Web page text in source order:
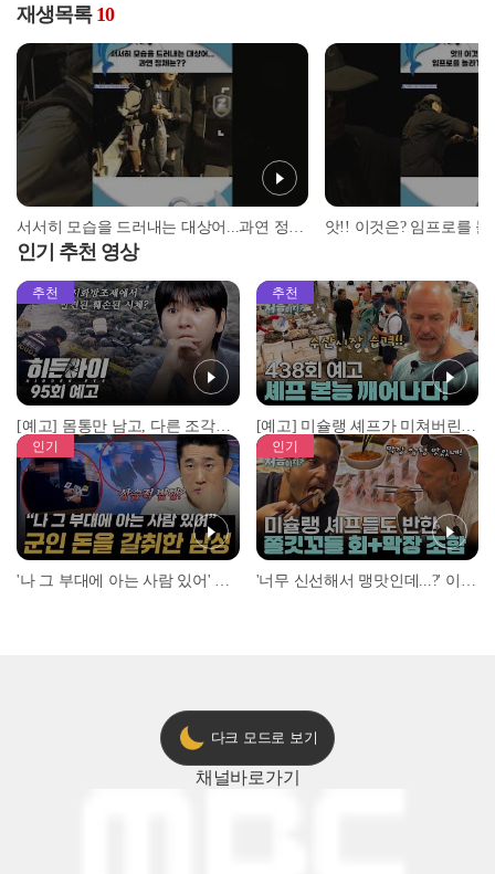
재생목록 10
서서히 모습을 드러내는 대상어...과연 정체는? #shorts #떴다낚시왕 #낚시
인기 추천 영상
추천
[예고] 몸통만 남고, 다른 조각은 어디에..? 시화호에서 드러난 충격적인 토막 살인사건!
추천
[예고] 미슐랭 셰프가 미쳐버린 이유! 본능이 깨어난 사건은?
인기 인기
다크 모드로 보기
채널바로가기